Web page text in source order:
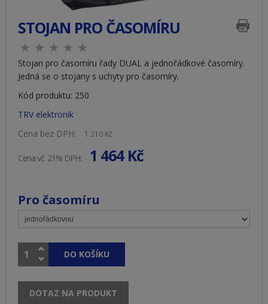
STOJAN PRO ČASOMÍRU
Stojan pro časomíru řady DUAL a jednořádkové časomíry.
Jedná se o stojany s uchyty pro časomíry.
Kód produktu: 250
TRV elektronik
Cena bez DPH:
1 210 Kč
Cena vč. 21% DPH: 1 464 Kč
Pro časomíru
DOTAZ NA PRODUKT